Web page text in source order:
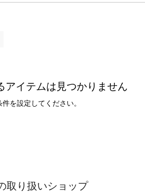
アイテムは見つかりません
件を設定してください。
取り扱いショップ